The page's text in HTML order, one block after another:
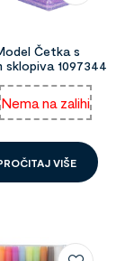
Četka s
sklopiva 1097344
Nema na zalihi
VIŠE